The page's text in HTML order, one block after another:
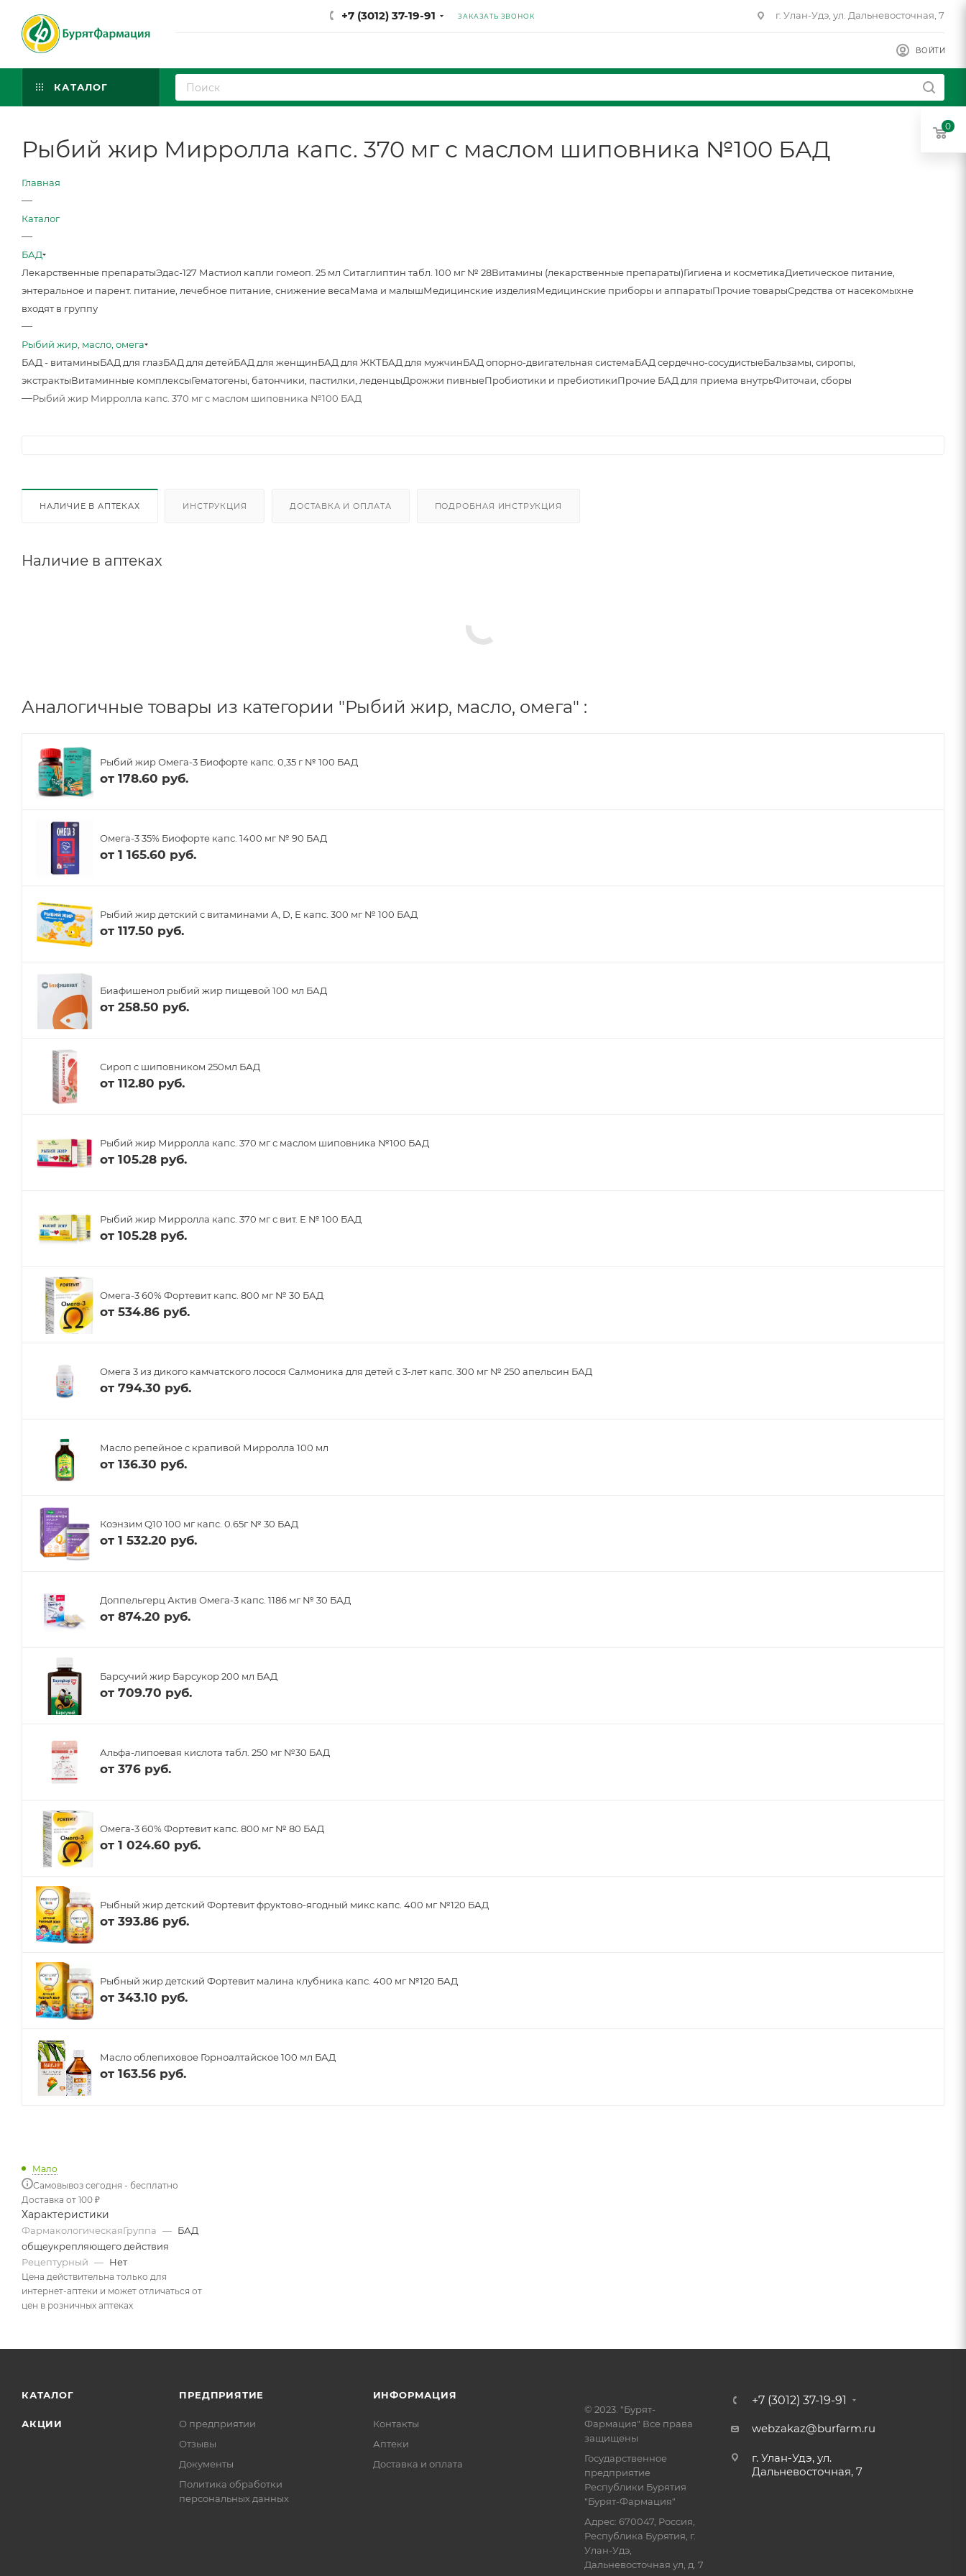
+7 (3012) 37-19-91 ЗАКАЗАТЬ ЗВОНОК г. Улан-Удэ, ул. Дальневосточная, 7
ВОЙТИ
КАТАЛОГ
Рыбий жир Мирролла капс. 370 мг с маслом шиповника №100 БАД
Главная
—
Каталог
—
БАД
Лекарственные препаратыЭдас-127 Мастиол капли гомеоп. 25 мл Ситаглиптин табл. 100 мг № 28Витамины (лекарственные препараты)Гигиена и косметикаДиетическое питание,
энтеральное и парент. питание, лечебное питание, снижение весаМама и малышМедицинские изделияМедицинские приборы и аппаратыПрочие товарыСредства от насекомыхне
входят в группу
—
Рыбий жир, масло, омега
БАД - витаминыБАД для глазБАД для детейБАД для женщинБАД для ЖКТБАД для мужчинБАД опорно-двигательная системаБАД сердечно-сосудистыеБальзамы, сиропы,
экстрактыВитаминные комплексыГематогены, батончики, пастилки, леденцыДрожжи пивныеПробиотики и пребиотикиПрочие БАД для приема внутрьФиточаи, сборы
—Рыбий жир Мирролла капс. 370 мг с маслом шиповника №100 БАД
НАЛИЧИЕ В АПТЕКАХ ИНСТРУКЦИЯ ДОСТАВКА И ОПЛАТА ПОДРОБНАЯ ИНСТРУКЦИЯ
Наличие в аптеках
Аналогичные товары из категории "Рыбий жир, масло, омега" :
Рыбий жир Омега-3 Биофорте капс. 0,35 г № 100 БАД
от 178.60 руб.
Омега-3 35% Биофорте капс. 1400 мг № 90 БАД
от 1 165.60 руб.
Рыбий жир детский с витаминами А, D, Е капс. 300 мг № 100 БАД
от 117.50 руб.
Биафишенол рыбий жир пищевой 100 мл БАД
от 258.50 руб.
Сироп с шиповником 250мл БАД
от 112.80 руб.
Рыбий жир Мирролла капс. 370 мг с маслом шиповника №100 БАД
от 105.28 руб.
Рыбий жир Мирролла капс. 370 мг с вит. Е № 100 БАД
от 105.28 руб.
Омега-3 60% Фортевит капс. 800 мг № 30 БАД
от 534.86 руб.
Омега 3 из дикого камчатского лосося Салмоника для детей с 3-лет капс. 300 мг № 250 апельсин БАД
от 794.30 руб.
Масло репейное с крапивой Мирролла 100 мл
от 136.30 руб.
Коэнзим Q10 100 мг капс. 0.65г № 30 БАД
от 1 532.20 руб.
Доппельгерц Актив Омега-3 капс. 1186 мг № 30 БАД
от 874.20 руб.
Барсучий жир Барсукор 200 мл БАД
от 709.70 руб.
Альфа-липоевая кислота табл. 250 мг №30 БАД
от 376 руб.
Омега-3 60% Фортевит капс. 800 мг № 80 БАД
от 1 024.60 руб.
Рыбный жир детский Фортевит фруктово-ягодный микс капс. 400 мг №120 БАД
от 393.86 руб.
Рыбный жир детский Фортевит малина клубника капс. 400 мг №120 БАД
от 343.10 руб.
Масло облепиховое Горноалтайское 100 мл БАД
от 163.56 руб.
Мало
Самовывоз сегодня - бесплатно
Доставка от 100 ₽
Характеристики
ФармакологическаяГруппа — БАД
общеукрепляющего действия
Рецептурный — Нет
Цена действительна только для
интернет-аптеки и может отличаться от
цен в розничных аптеках
КАТАЛОГ
АКЦИИ
ПРЕДПРИЯТИЕ
О предприятии
Отзывы
Документы
Политика обработки
персональных данных
ИНФОРМАЦИЯ
Контакты
Аптеки
Доставка и оплата
© 2023. "Бурят-
Фармация" Все права
защищены
Государственное
предприятие
Республики Бурятия
"Бурят-Фармация"
Адрес: 670047, Россия,
Республика Бурятия, г.
Улан-Удэ,
Дальневосточная ул, д. 7
+7 (3012) 37-19-91
webzakaz@burfarm.ru
г. Улан-Удэ, ул.
Дальневосточная, 7
0